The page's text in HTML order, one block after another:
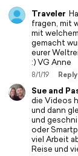
Traveler
fragen, mit
mit
gemacht
eurer
:) VG Anne
8/1/19 Reply
Sue and
die Videos
und dann
und
oder
viel Arbeit
Reise und